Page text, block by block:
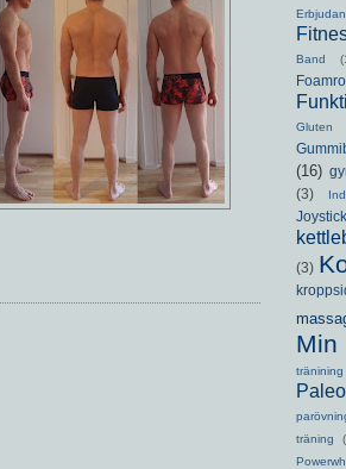
Band
Gluten
(16)
(3)
Joystick
(3)
tränining
Paleo
träning